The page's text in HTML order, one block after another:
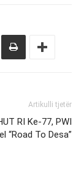
Artikulli tjetër
RI Ke-77, PWI
“Road To Desa”